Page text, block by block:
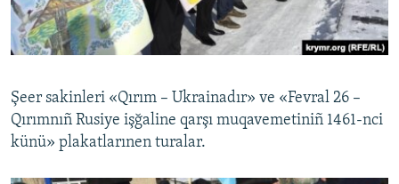
Şeer sakinleri «Qırım – Ukrainadır» ve «Fevral 26 –
Qırımnıñ Rusiye işğaline qarşı muqavemetiniñ 1461-nci
künü» plakatlarınen turalar.